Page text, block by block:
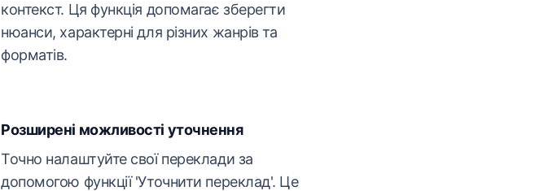
контекст. Ця функція допомагає зберегти
нюанси, характерні для різних жанрів та
форматів.
Розширені можливості уточнення
Точно налаштуйте свої переклади за
допомогою функції 'Уточнити переклад'. Це